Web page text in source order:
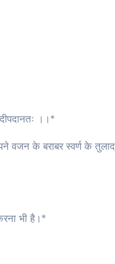
।।*
वजन के बराबर स्वर्ण के
भी है।*